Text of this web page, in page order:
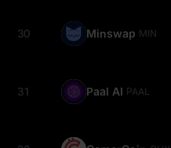
30 Minswap MIN
31 Paal AI PAAL